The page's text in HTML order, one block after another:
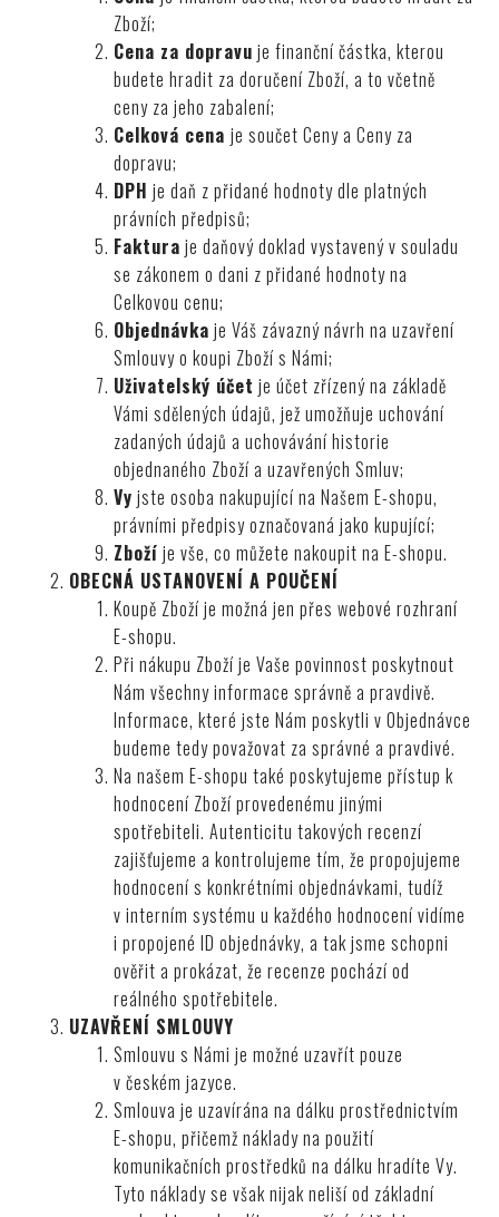
Zboží;
Cena za dopravu je finanční částka, kterou
budete hradit za doručení Zboží, a to včetně
ceny za jeho zabalení;
Celková cenaje součet Ceny a Ceny za
dopravu;
DPH je daň z přidané hodnoty dle platných
právních předpisů;
Faktura je daňový doklad vystavený v souladu
se zákonem o dani z přidané hodnoty na
Celkovou cenu;
Objednávka je Váš závazný návrh na uzavření
Smlouvy o koupi Zboží s Námi;
Uživatelský účet je účet zřízený na základě
Vámi sdělených údajů, jež umožňuje uchování
zadaných údajů a uchovávání historie
objednaného Zboží a uzavřených Smluv;
Vy jste osoba nakupující na Našem E-shopu,
právními předpisy označovaná jako kupující;
Zboží je vše, co můžete nakoupit na E-shopu.
OBECNÁ USTANOVENÍ A POUČENÍ
Koupě Zboží je možná jen přes webové rozhraní
E-shopu.
Při nákupu Zboží je Vaše povinnost poskytnout
Nám všechny informace správně a pravdivě.
Informace, které jste Nám poskytli v Objednávce
budeme tedy považovat za správné a pravdivé.
Na našem E-shopu také poskytujeme přístup k
hodnocení Zboží provedenému jinými
spotřebiteli. Autenticitu takových recenzí
zajišťujeme a kontrolujeme tím, že propojujeme
hodnocení s konkrétními objednávkami, tudíž
v interním systému u každého hodnocení vidíme
i propojené ID objednávky, a tak jsme schopni
ověřit a prokázat, že recenze pochází od
reálného spotřebitele.
UZAVŘENÍ SMLOUVY
Smlouvu s Námi je možné uzavřít pouze
v českém jazyce.
Smlouva je uzavírána na dálku prostřednictvím
E-shopu, přičemž náklady na použití
komunikačních prostředků na dálku hradíte Vy.
Tyto náklady se však nijak neliší od základní